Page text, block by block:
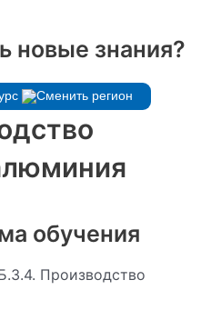
новые знания?
обучения
Производство